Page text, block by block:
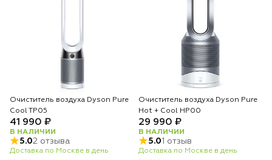
Очиститель воздуха Dyson Pure
Cool TP05
41 990 ₽
В НАЛИЧИИ
5.02 отзыва
Доставка по Москве в день
Очиститель воздуха Dyson Pure
Hot + Cool HP00
29 990 ₽
В НАЛИЧИИ
5.01 отзыв
Доставка по Москве в день